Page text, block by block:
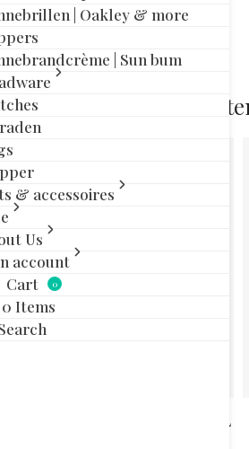
| Oakley & more
| Sun bum
& accessoires
Us
account
Cart
0
0 Items
Gerelateerde
QUIKSILVER HOODY TOWEL